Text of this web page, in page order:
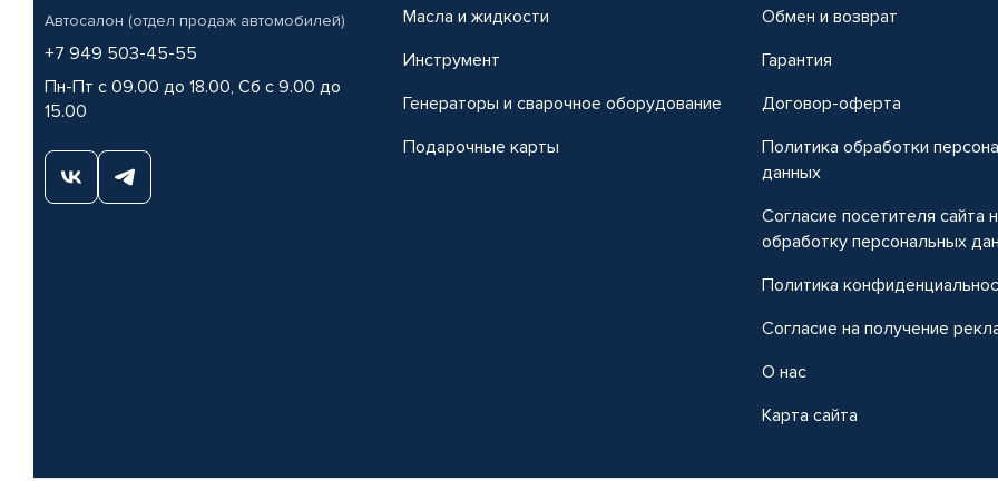
Автосалон (отдел продаж автомобилей)
+7 949 503-45-55
Пн-Пт с 09.00 до 18.00, Сб с 9.00 до
15.00
Масла и жидкости
Инструмент
Генераторы и сварочное оборудование
Подарочные карты
Обмен и возврат
Гарантия
Договор-оферта
Политика обработки
данных
Согласие посетителя сайта
обработку персональных
Политика
Согласие на получение
О нас
Карта сайта